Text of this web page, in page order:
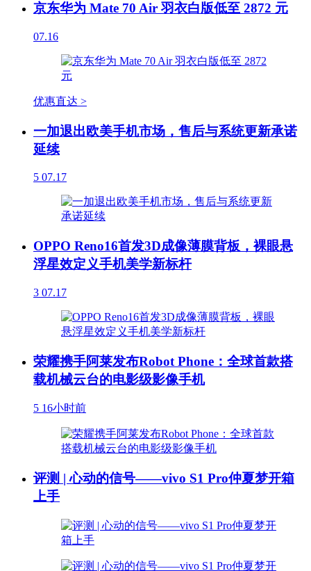
京东华为 Mate 70 Air 羽衣白版低至 2872 元
07.16
优惠直达 >
一加退出欧美手机市场，售后与系统更新承诺
延续
5 07.17
OPPO Reno16首发3D成像薄膜背板，裸眼悬
浮星效定义手机美学新标杆
3 07.17
荣耀携手阿莱发布Robot Phone：全球首款搭
载机械云台的电影级影像手机
5 16小时前
评测 | 心动的信号——vivo S1 Pro仲夏梦开箱
上手